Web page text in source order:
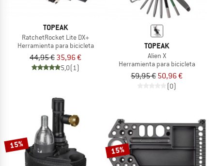
TOPEAK
RatchetRocket Lite DX+
Herramienta para bicicleta
44,95 € 35,96 €
5,0(1)
TOPEAK
Alien X
Herramienta para bicicleta
59,95 € 50,96 €
(0)
15% 15%